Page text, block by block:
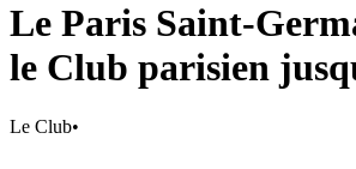
Le Paris Saint-
le Club parisien
Le Club•